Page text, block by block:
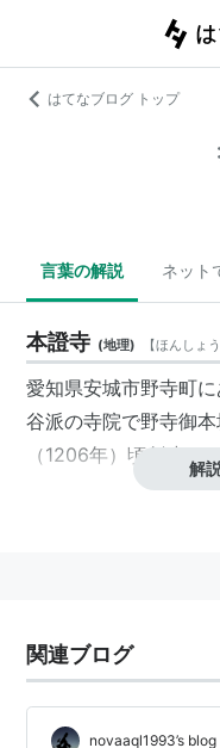
はてなブログ トップ
言葉の解説 ネット
本證寺 (地理) 【ほんしょ
愛知県安城市野寺町
谷派の寺院で野寺御
（1206年）頃創建。
解
関連ブログ
novaaql1993’s blog